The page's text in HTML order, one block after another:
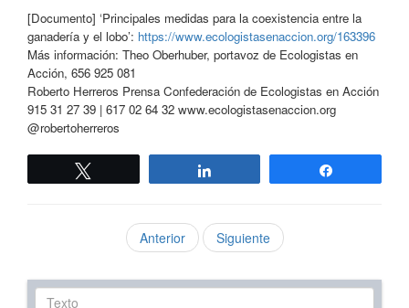
[Documento] ‘Principales medidas para la coexistencia entre la
ganadería y el lobo’: https://www.ecologistasenaccion.org/163396
Más información: Theo Oberhuber, portavoz de Ecologistas en
Acción, 656 925 081
Roberto Herreros Prensa Confederación de Ecologistas en Acción
915 31 27 39 | 617 02 64 32 www.ecologistasenaccion.org
@robertoherreros
Anterior Siguiente
Texto